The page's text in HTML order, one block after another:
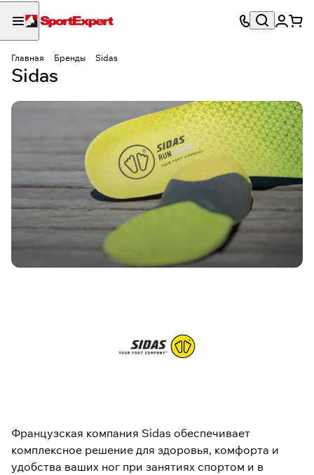
Главная Бренды Sidas
Sidas
Французская компания Sidas обеспечивает
комплексное решение для здоровья, комфорта и
удобства ваших ног при занятиях спортом и в